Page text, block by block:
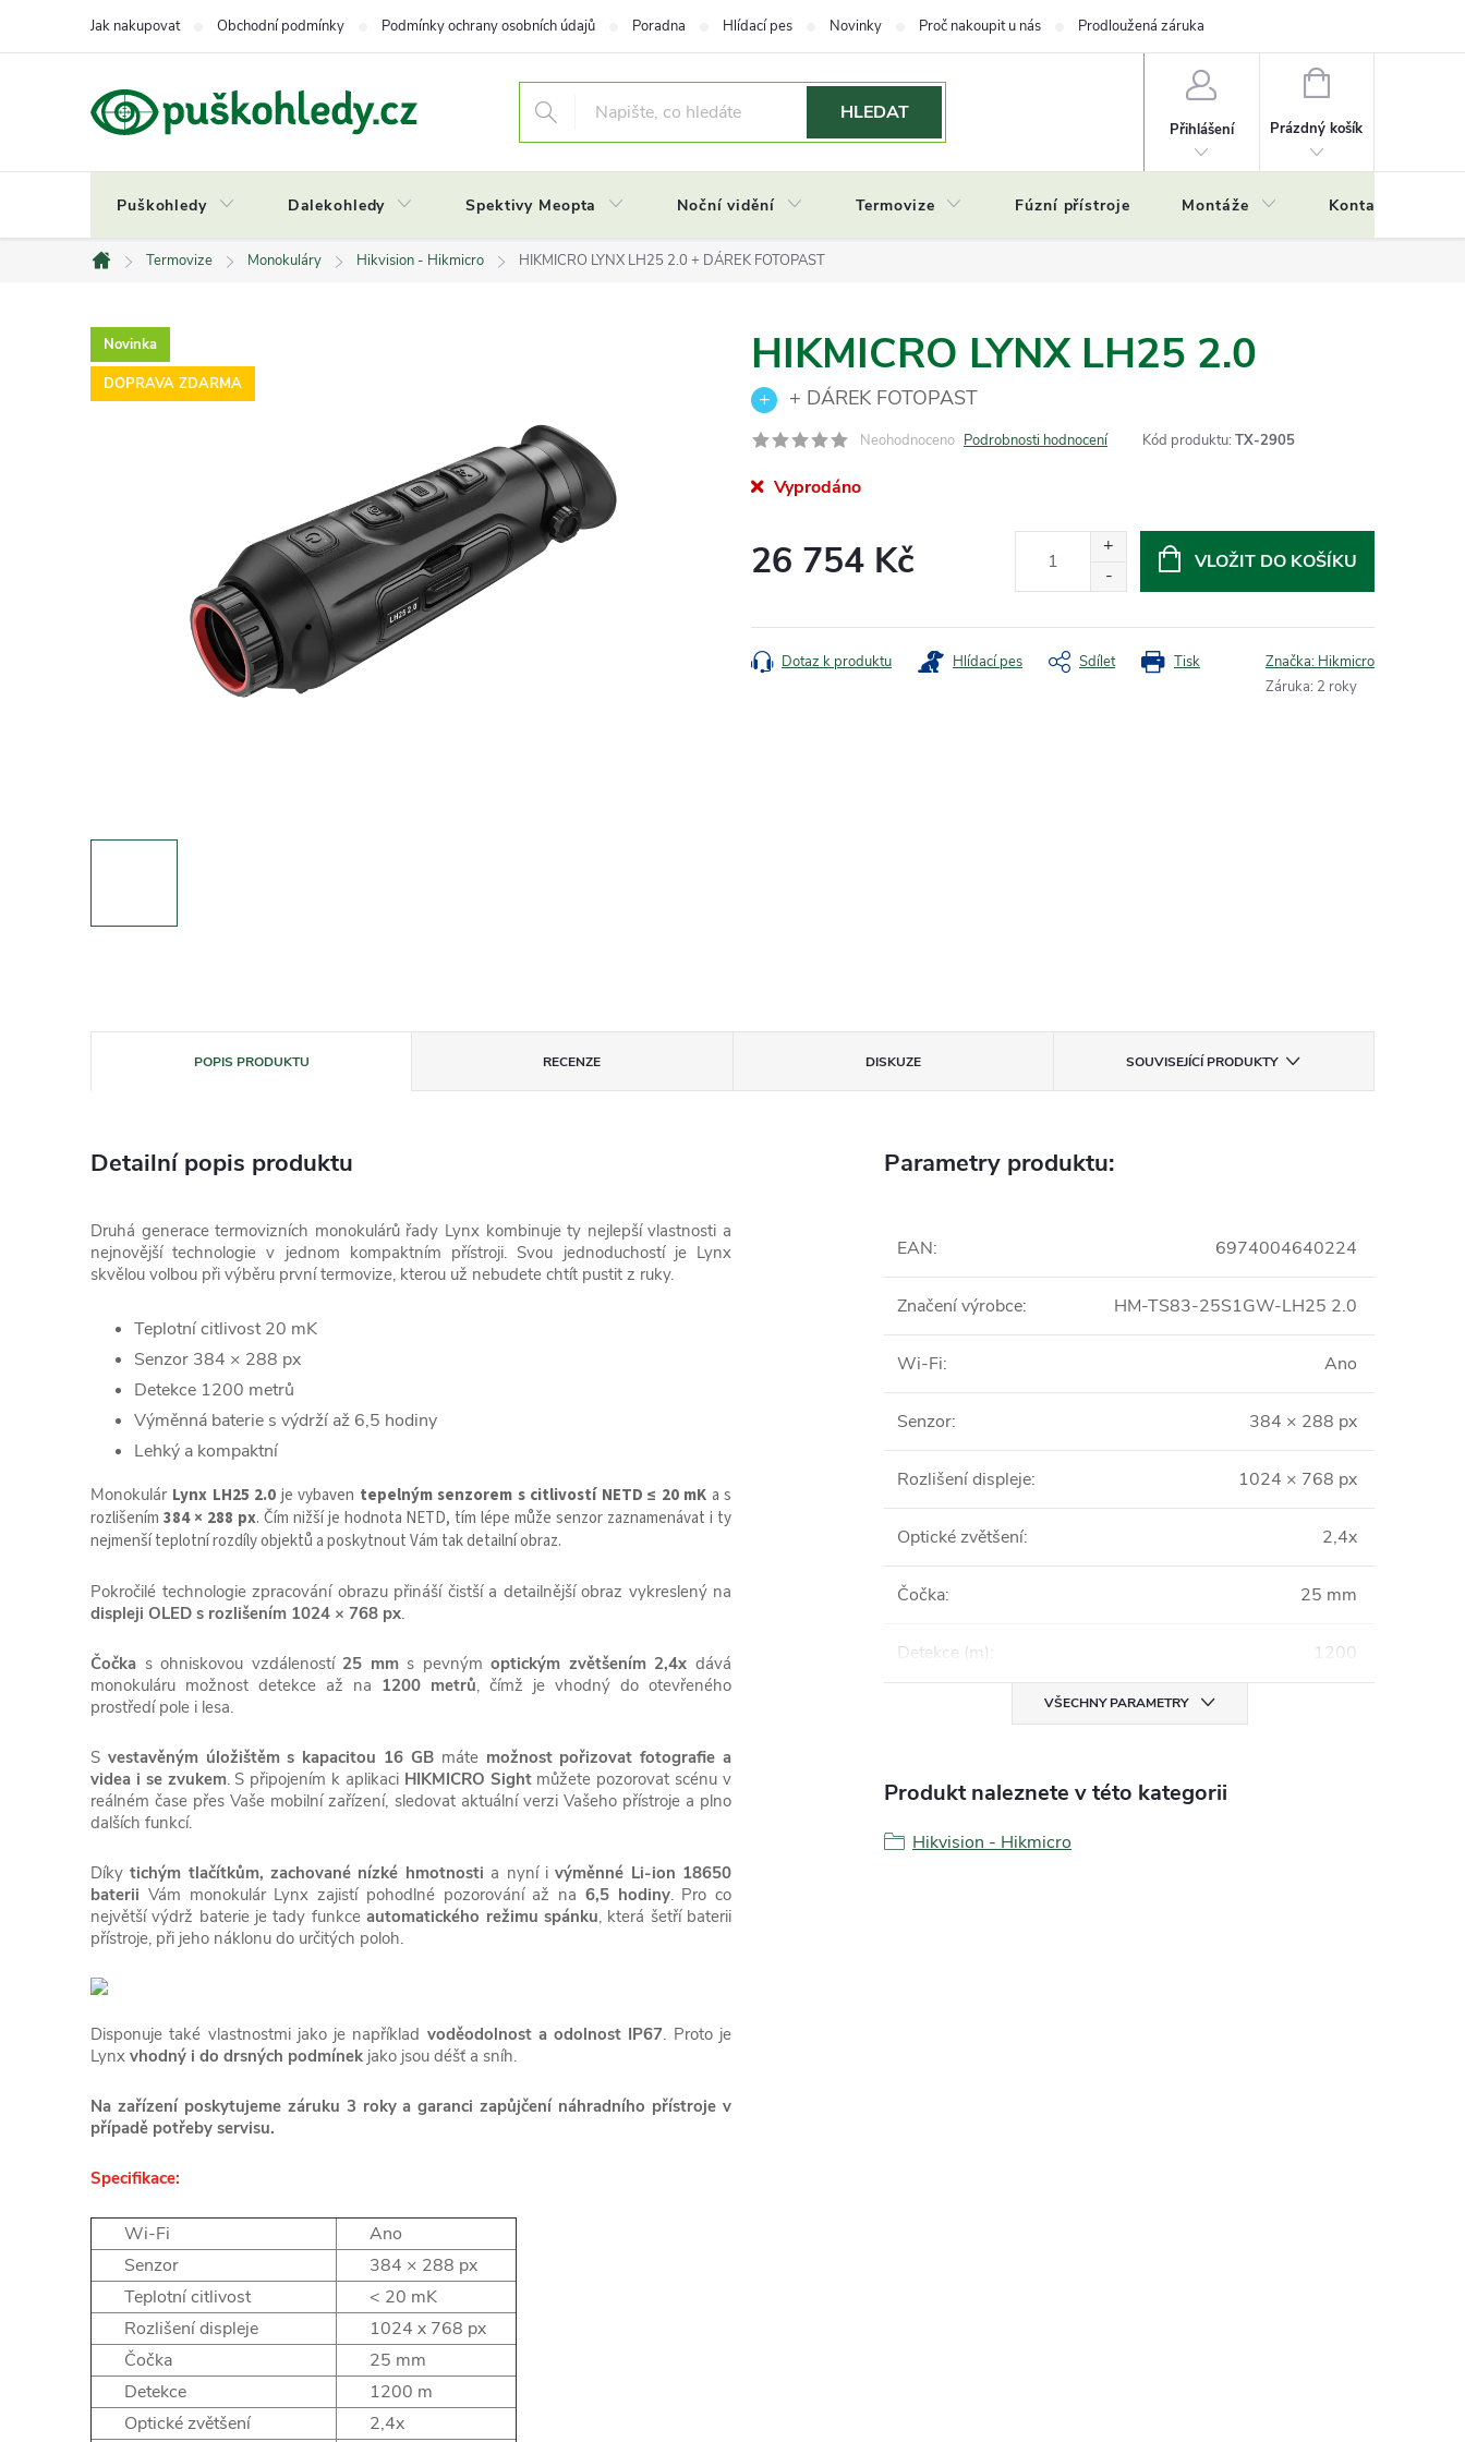
Jak nakupovat Obchodní podmínky Podmínky ochrany osobních údajů Poradna Hlídací pes Novinky Proč nakoupit u nás Prodloužená záruka
HLEDAT
Přihlášení
NÁKUPNÍ
Prázdný košík
Puškohledy Dalekohledy Spektivy Meopta Noční vidění Termovize Fúzní přístroje Montáže Kontakty
Domů
Termovize Monokuláry Hikvision - Hikmicro HIKMICRO LYNX LH25 2.0 + DÁREK FOTOPAST
Novinka
DOPRAVA ZDARMA
HIKMICRO LYNX LH25 2.0
+ DÁREK FOTOPAST
Neohodnoceno Podrobnosti hodnocení Kód produktu: TX-2905
Vyprodáno
26 754 Kč VLOŽIT DO KOŠÍKU
Tisk
Dotaz k produktu Hlídací pes Sdílet Značka: Hikmicro
Záruka: 2 roky
POPIS PRODUKTU RECENZE DISKUZE SOUVISEJÍCÍ PRODUKTY
Detailní popis produktu
Druhá generace termovizních monokulárů řady Lynx kombinuje ty nejlepší vlastnosti a
nejnovější technologie v jednom kompaktním přístroji. Svou jednoduchostí je Lynx
skvělou volbou při výběru první termovize, kterou už nebudete chtít pustit z ruky.
Teplotní citlivost 20 mK
Senzor 384 × 288 px
Detekce 1200 metrů
Výměnná baterie s výdrží až 6,5 hodiny
Lehký a kompaktní
Monokulár Lynx LH25 2.0 je vybaven tepelným senzorem s citlivostí NETD ≤ 20 mK a s
rozlišením 384 × 288 px. Čím nižší je hodnota NETD, tím lépe může senzor zaznamenávat i ty
nejmenší teplotní rozdíly objektů a poskytnout Vám tak detailní obraz.
Pokročilé technologie zpracování obrazu přináší čistší a detailnější obraz vykreslený na
displeji OLED s rozlišením 1024 × 768 px.
Čočka s ohniskovou vzdáleností 25 mms pevnýmoptickým zvětšením 2,4x dává
monokuláru možnost detekce až na 1200 metrů, čímž je vhodný do otevřeného
prostředí pole i lesa.
S vestavěným úložištěm s kapacitou 16 GBmáte možnost pořizovat fotografie a
videa i se zvukem. S připojením k aplikaci HIKMICRO Sightmůžete pozorovat scénu v
reálném čase přes Vaše mobilní zařízení, sledovat aktuální verzi Vašeho přístroje a plno
dalších funkcí.
Díkytichým tlačítkům, zachované nízké hmotnosti a nyní ivýměnné Li-ion 18650
baterii Vám monokulár Lynx zajistí pohodlné pozorování až na 6,5 hodiny. Pro co
největší výdrž baterie je tady funkceautomatického režimu spánku, která šetří baterii
přístroje, při jeho náklonu do určitých poloh.
Disponuje také vlastnostmi jako je například voděodolnost a odolnost IP67. Proto je
Lynx vhodný i do drsných podmínek jako jsou déšť a sníh.
Na zařízení poskytujeme záruku 3 roky a garanci zapůjčení náhradního přístroje v
případě potřeby servisu.
Specifikace:
Wi-Fi
Ano
Senzor
384 × 288 px
Teplotní citlivost
< 20 mK
Rozlišení displeje
1024 x 768 px
Čočka
25 mm
Detekce
1200 m
Optické zvětšení
2,4x
Parametry produktu:
EAN: 6974004640224
Značení výrobce: HM-TS83-25S1GW-LH25 2.0
Wi-Fi: Ano
Senzor: 384 × 288 px
Rozlišení displeje: 1024 × 768 px
Optické zvětšení: 2,4x
Čočka: 25 mm
Detekce (m): 1200
VŠECHNY PARAMETRY
Produkt naleznete v této kategorii
Hikvision - Hikmicro